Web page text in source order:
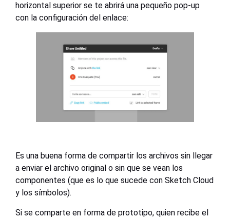
horizontal superior se te abrirá una pequeño pop-up
con la configuración del enlace:
Es una buena forma de compartir los archivos sin llegar
a enviar el archivo original o sin que se vean los
componentes (que es lo que sucede con Sketch Cloud
y los símbolos).
Si se comparte en forma de prototipo, quien recibe el